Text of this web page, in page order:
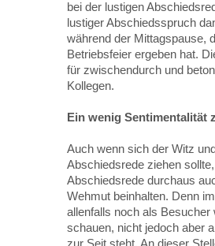
bei der lustigen
lustiger Abschiedsspruch
während der Mittagspause,
Betriebsfeier ergeben hat.
für zwischendurch und
Kollegen.
Ein wenig Sentimentalität
Auch wenn sich der Witz
Abschiedsrede ziehen
Abschiedsrede durchaus
Wehmut beinhalten. Denn
allenfalls noch als
schauen, nicht jedoch aber